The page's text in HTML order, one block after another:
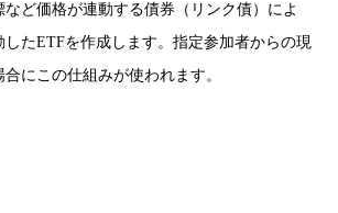
など価格が連動する債券（リンク債）によ
したETFを作成します。指定参加者からの現
にこの仕組みが使われます。